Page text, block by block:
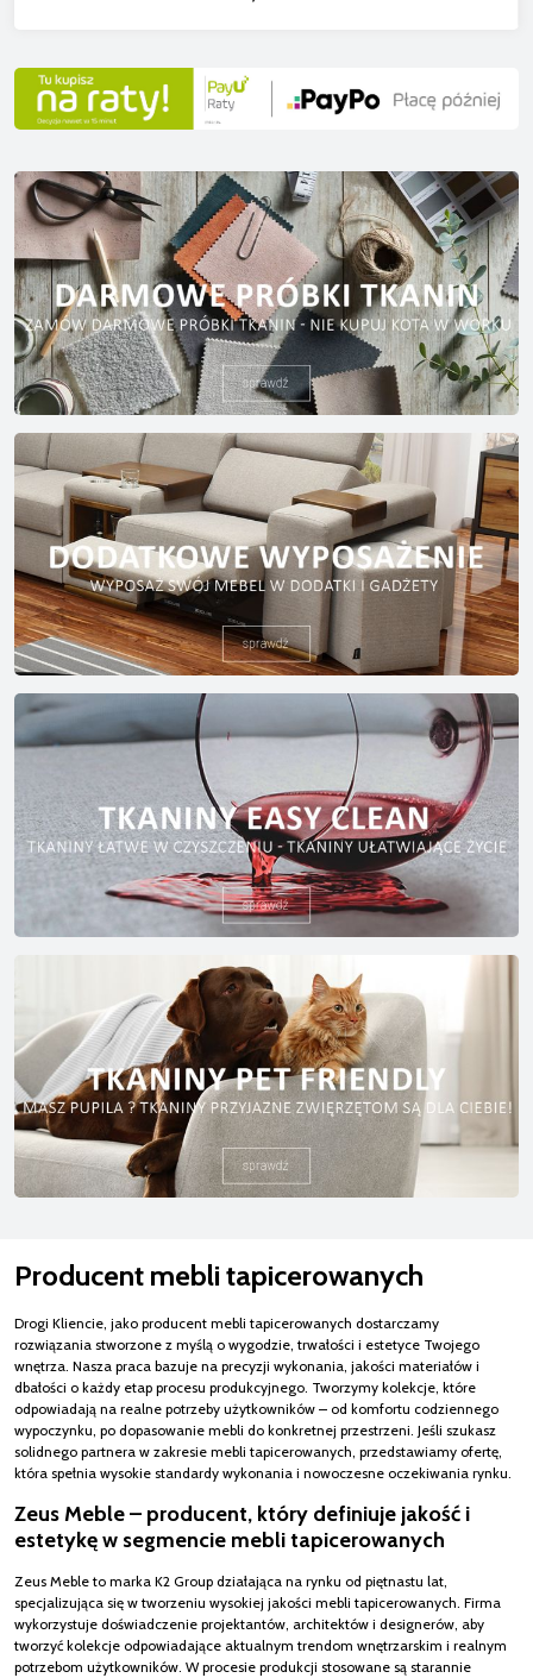
Producent mebli tapicerowanych
Drogi Kliencie, jako producent mebli tapicerowanych dostarczamy
rozwiązania stworzone z myślą o wygodzie, trwałości i estetyce Twojego
wnętrza. Nasza praca bazuje na precyzji wykonania, jakości materiałów i
dbałości o każdy etap procesu produkcyjnego. Tworzymy kolekcje, które
odpowiadają na realne potrzeby użytkowników – od komfortu codziennego
wypoczynku, po dopasowanie mebli do konkretnej przestrzeni. Jeśli szukasz
solidnego partnera w zakresie mebli tapicerowanych, przedstawiamy ofertę,
która spełnia wysokie standardy wykonania i nowoczesne oczekiwania rynku.
Zeus Meble – producent, który definiuje jakość i
estetykę w segmencie mebli tapicerowanych
Zeus Meble to marka K2 Group działająca na rynku od piętnastu lat,
specjalizująca się w tworzeniu wysokiej jakości mebli tapicerowanych. Firma
wykorzystuje doświadczenie projektantów, architektów i designerów, aby
tworzyć kolekcje odpowiadające aktualnym trendom wnętrzarskim i realnym
potrzebom użytkowników. W procesie produkcji stosowane są starannie